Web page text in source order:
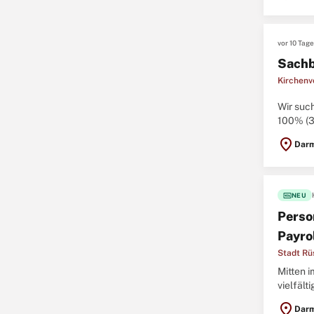
vor 10
Wir
100%
location_on
fiber_newNEU
Stadt
Mitten
location_on